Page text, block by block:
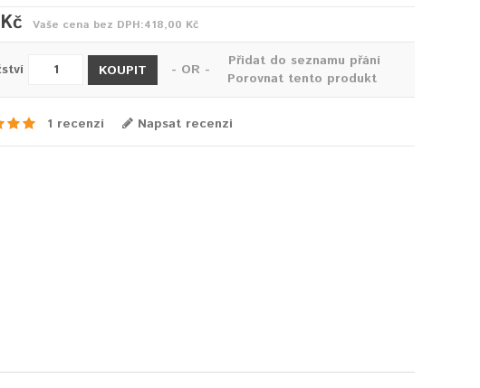
Vaše cena bez DPH:418,00 Kč
KOUPIT - OR -
Přidat do seznamu přání
Porovnat tento produkt
1 recenzí Napsat recenzi